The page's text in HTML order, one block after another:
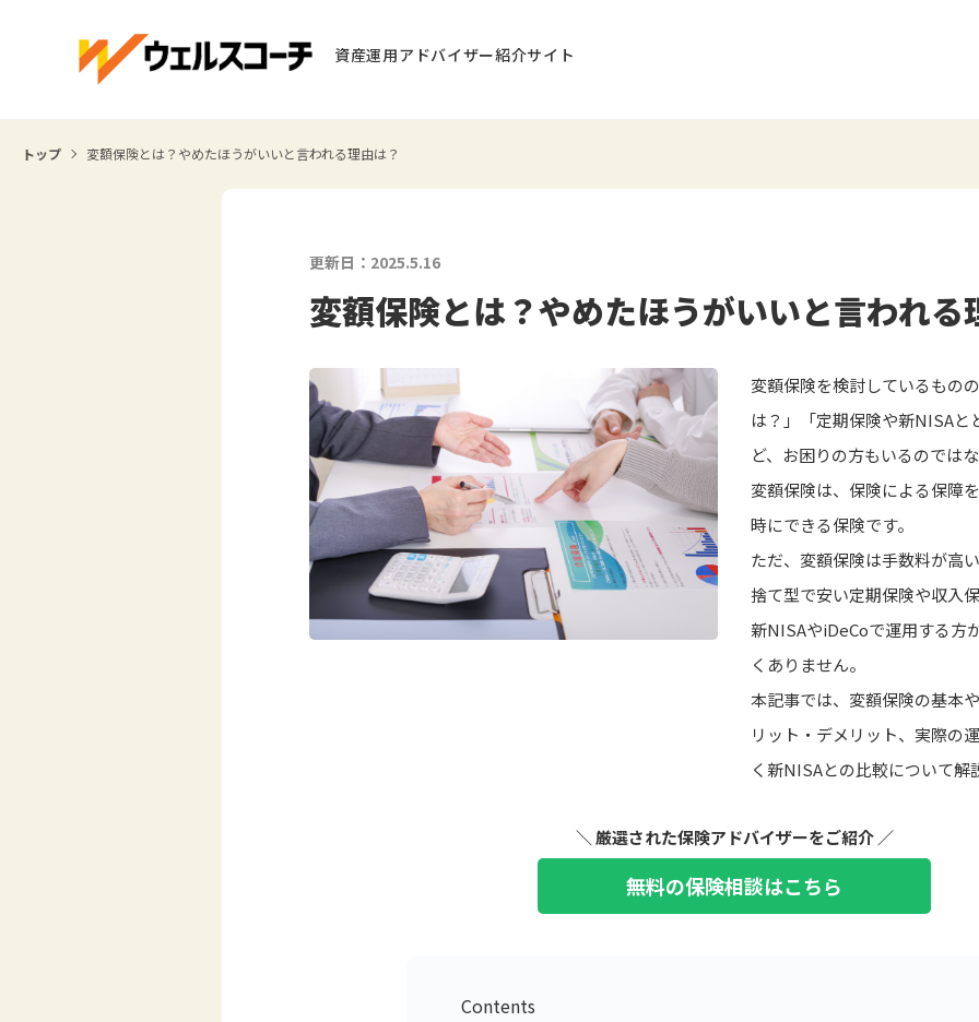
資産運用アドバイザー紹介サイト
トップ 変額保険とは？やめたほうがいいと言われる理由は？
更新日：2025.5.16
変額保険とは？やめたほうがいいと言われる
変額保険を検討しているもの
は？」「定期保険や新NISAと
ど、お困りの方もいるのでは
変額保険は、保険による保障
時にできる保険です。
ただ、変額保険は手数料が高
捨て型で安い定期保険や収入
新NISAやiDeCoで運用する方
くありません。
本記事では、変額保険の基本
リット・デメリット、実際の
く新NISAとの比較について解
＼ 厳選された保険アドバイザーをご紹介 ／
無料の保険相談はこちら
Contents